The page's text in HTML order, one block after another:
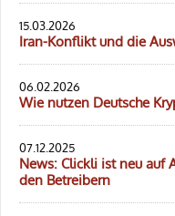
15.03.2026
Iran-Konflikt und die
06.02.2026
Wie nutzen Deutsche
07.12.2025
News: Clickli ist neu auf
den Betreibern